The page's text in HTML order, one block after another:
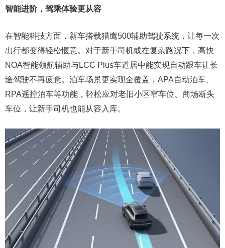
智能进阶，驾乘体验更从容
在智能科技方面，新车搭载猎鹰500辅助驾驶系统，让每一次
出行都变得轻松惬意。对于新手司机或在复杂路况下，高快
NOA智能领航辅助与LCC Plus车道居中能实现自动跟车让长
途驾驶不再疲惫。泊车场景更实现全覆盖，APA自动泊车、
RPA遥控泊车等功能，轻松应对老旧小区窄车位、商场断头
车位，让新手司机也能从容入库。